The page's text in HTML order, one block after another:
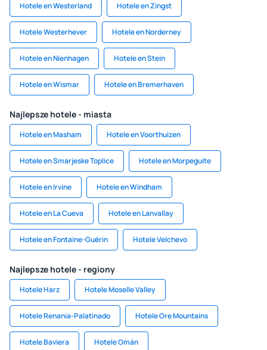
Hotele en Westerland Hotele en Zingst
Hotele Westerhever Hotele en Norderney
Hotele en Nienhagen Hotele en Stein
Hotele en Wismar Hotele en Bremerhaven
Najlepsze hotele - miasta
Hotele en Masham Hotele en Voorthuizen
Hotele en Smarjeske Toplice Hotele en Morpeguite
Hotele en Irvine Hotele en Windham
Hotele en La Cueva Hotele en Lanvallay
Hotele en Fontaine-Guérin Hotele Velchevo
Najlepsze hotele - regiony
Hotele Harz Hotele Moselle Valley
Hotele Renania-Palatinado Hotele Ore Mountains
Hotele Baviera Hotele Omán